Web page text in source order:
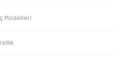
Modelleri